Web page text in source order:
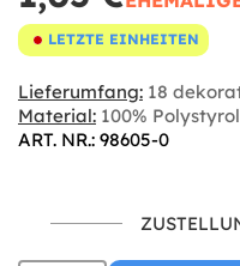
LETZTE EINHEITEN
Lieferumfang: 18
Material: 100% Polystyrol
ART. NR.: 98605-0